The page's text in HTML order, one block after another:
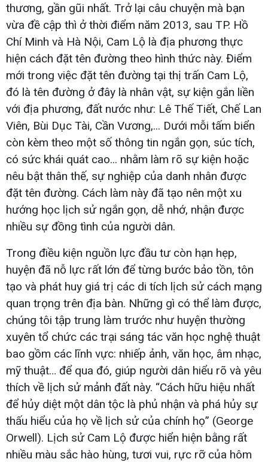
thương, gần gũi nhất. Trở lại câu chuyện mà bạn
vừa đề cập thì ở thời điểm năm 2013, sau TP. Hồ
Chí Minh và Hà Nội, Cam Lộ là địa phương thực
hiện cách đặt tên đường theo hình thức này. Điểm
mới trong việc đặt tên đường tại thị trấn Cam Lộ,
đó là tên đường ở đây là nhân vật, sự kiện gắn liền
với địa phương, đất nước như: Lê Thế Tiết, Chế Lan
Viên, Bùi Dục Tài, Cần Vương,... Dưới mỗi tấm biển
còn kèm theo một số thông tin ngắn gọn, súc tích,
có sức khái quát cao... nhằm làm rõ sự kiện hoặc
nêu bật thân thế, sự nghiệp của danh nhân được
đặt tên đường. Cách làm này đã tạo nên một xu
hướng học lịch sử ngắn gọn, dễ nhớ, nhận được
nhiều sự đồng tình của người dân.
Trong điều kiện nguồn lực đầu tư còn hạn hẹp,
huyện đã nỗ lực rất lớn để từng bước bảo tồn, tôn
tạo và phát huy giá trị các di tích lịch sử cách mạng
quan trọng trên địa bàn. Những gì có thể làm được,
chúng tôi tập trung làm trước như huyện thường
xuyên tổ chức các trại sáng tác văn học nghệ thuật
bao gồm các lĩnh vực: nhiếp ảnh, văn học, âm nhạc,
mỹ thuật… để qua đó, giúp người dân hiểu rõ và yêu
thích về lịch sử mảnh đất này. “Cách hữu hiệu nhất
để hủy diệt một dân tộc là phủ nhận và phá hủy sự
thấu hiểu của họ về lịch sử của chính họ” (George
Orwell). Lịch sử Cam Lộ được hiển hiện bằng rất
nhiều màu sắc hào hùng, tươi vui, rực rỡ của hôm